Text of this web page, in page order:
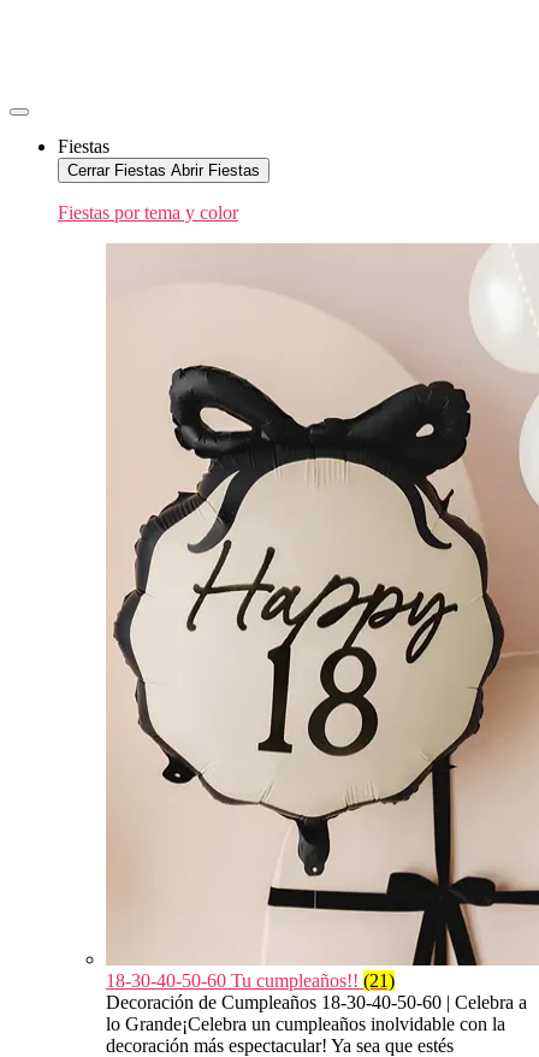
Fiestas
Cerrar Fiestas Abrir Fiestas
Fiestas por tema y color
18-30-40-50-60 Tu cumpleaños!! (21)
Decoración de Cumpleaños 18-30-40-50-60 | Celebra a
lo Grande¡Celebra un cumpleaños inolvidable con la
decoración más espectacular! Ya sea que estés